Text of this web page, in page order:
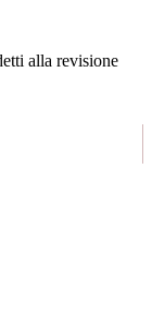
alla revisione